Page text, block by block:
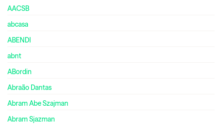
AACSB
abcasa
ABENDI
abnt
ABordin
Abraão Dantas
Abram Abe Szajman
Abram Sjazman